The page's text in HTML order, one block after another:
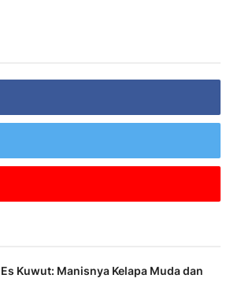
Es Kuwut: Manisnya Kelapa Muda dan